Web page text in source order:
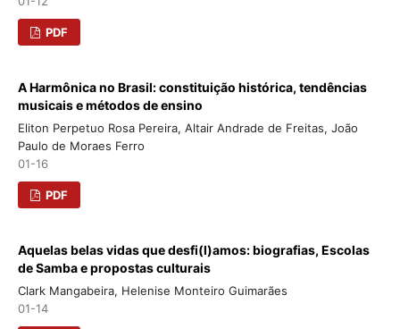
PDF
A Harmônica no Brasil: constituição histórica, tendências
musicais e métodos de ensino
Eliton Perpetuo Rosa Pereira, Altair Andrade de Freitas, João
Paulo de Moraes Ferro
01-16
PDF
Aquelas belas vidas que desfi(l)amos: biografias, Escolas
de Samba e propostas culturais
Clark Mangabeira, Helenise Monteiro Guimarães
01-14